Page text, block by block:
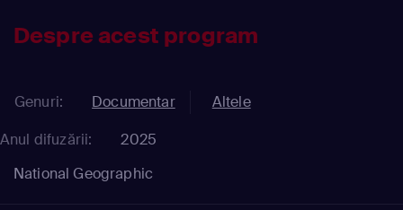
Despre acest program
Genuri: Documentar
Altele
Anul difuzării:
2025
National Geographic